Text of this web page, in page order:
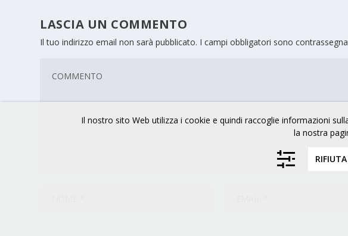
LASCIA UN COMMENTO
Il tuo indirizzo email non sarà pubblicato. I campi obbligatori sono
Il nostro sito Web utilizza i cookie e quindi raccoglie informazioni
la nostra